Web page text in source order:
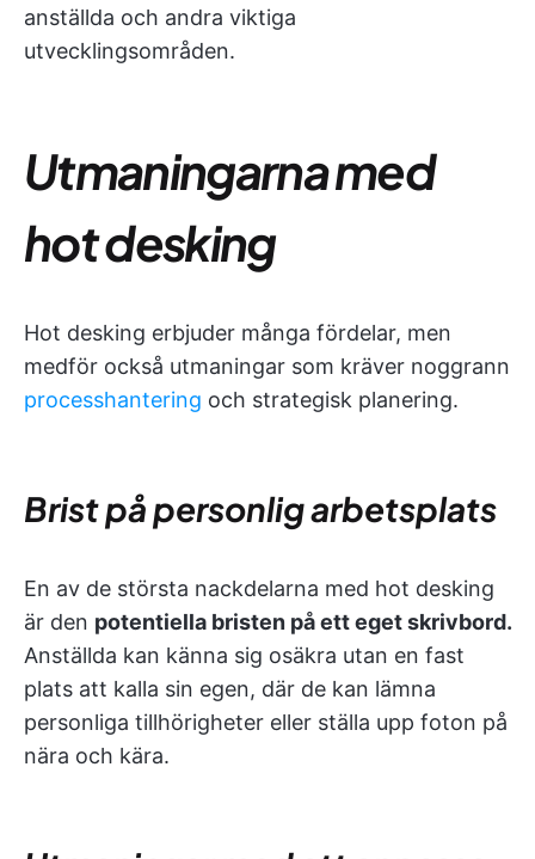
anställda och andra viktiga
utvecklingsområden.
Utmaningarna med
hot desking
Hot desking erbjuder många fördelar, men
medför också utmaningar som kräver noggrann
processhantering och strategisk planering.
Brist på personlig arbetsplats
En av de största nackdelarna med hot desking
är den potentiella bristen på ett eget skrivbord.
Anställda kan känna sig osäkra utan en fast
plats att kalla sin egen, där de kan lämna
personliga tillhörigheter eller ställa upp foton på
nära och kära.